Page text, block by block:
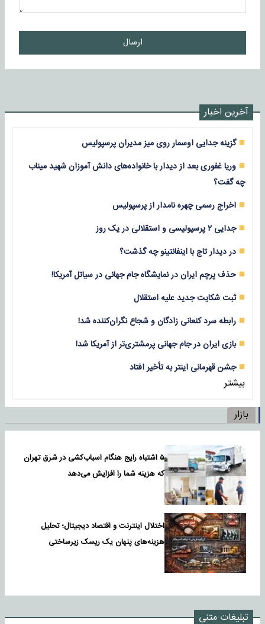
ارسال
آخرین اخبار
گزینه جدایی اوسمار روی میز مدیران پرسپولیس
وریا غفوری بعد از دیدار با خانواده‌های دانش آموزان شهید میناب
چه گفت؟
اخراج رسمی چهره نامدار از پرسپولیس
جدایی ۲ پرسپولیسی و استقلالی در یک روز
در دیدار تاج با اینفانتینو چه گذشت؟
حذف پرچم ایران در نمایشگاه جام جهانی در سیاتل آمریکا!
ثبت شکایت جدید علیه استقلال
رابطه سرد کنعانی زادگان و شجاع نگران‌کننده شد!
بازی‌ ایران در جام جهانی پرمشتری‌تر از آمریکا شد!
جشن قهرمانی اینتر به تأخیر افتاد
بیشتر
بازار
۵ اشتباه رایج هنگام اسباب‌کشی در شرق تهران
که هزینه شما را افزایش می‌دهد
اختلال اینترنت و اقتصاد دیجیتال؛ تحلیل
هزینه‌های پنهان یک ریسک زیرساختی
تبلیغات متنی